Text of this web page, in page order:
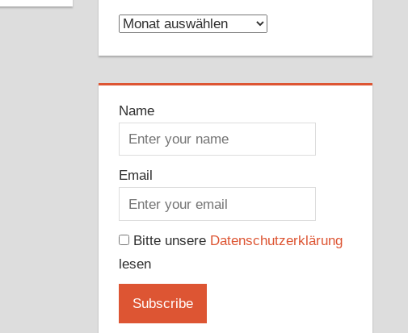
Archive
Name
Email
Bitte unsere Datenschutzerklärung
lesen